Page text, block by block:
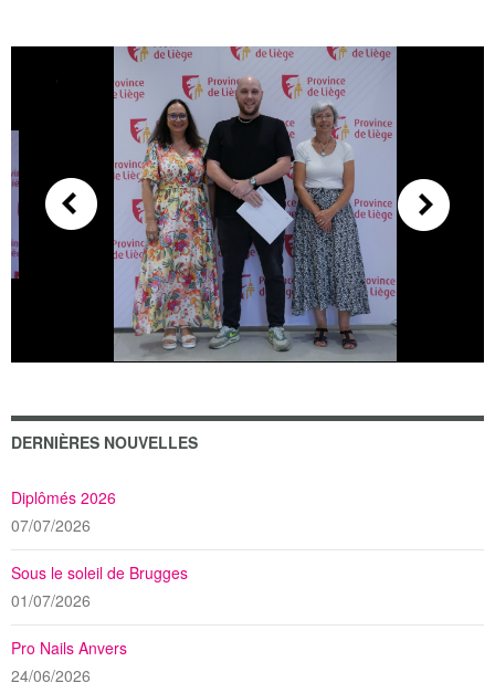
DERNIÈRES NOUVELLES
Diplômés 2026
07/07/2026
Sous le soleil de Brugges
01/07/2026
Pro Nails Anvers
24/06/2026